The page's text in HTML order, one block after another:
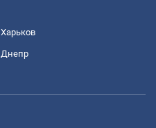
Харьков
Днепр